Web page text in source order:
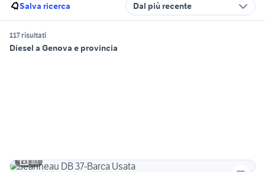
Salva ricerca Dal più recente
117 risultati
Diesel a Genova e provincia
30